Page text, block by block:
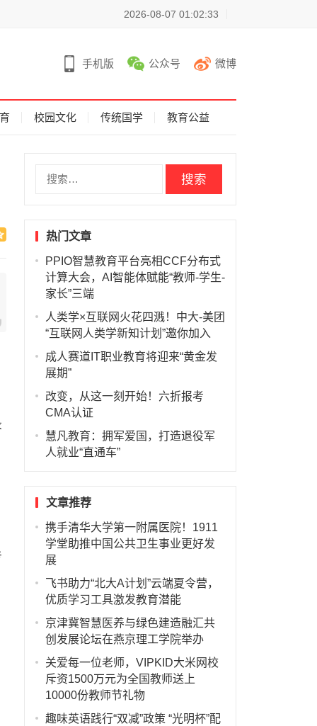
2026-08-07 01:02:33
手机版 公众号 微博
校园文化 传统国学 教育公益
热门文章
PPIO智慧教育平台亮相CCF分布式
计算大会，AI智能体赋能“教师-学生-
家长”三端
人类学×互联网火花四溅！中大-美团
“互联网人类学新知计划”邀你加入
成人赛道IT职业教育将迎来“黄金发
展期”
改变，从这一刻开始！六折报考
CMA认证
慧凡教育：拥军爱国，打造退役军
人就业“直通车”
文章推荐
携手清华大学第一附属医院！1911
学堂助推中国公共卫生事业更好发
展
飞书助力“北大A计划”云端夏令营，
优质学习工具激发教育潜能
京津冀智慧医养与绿色建造融汇共
创发展论坛在燕京理工学院举办
关爱每一位老师，VIPKID大米网校
斥资1500万元为全国教师送上
10000份教师节礼物
趣味英语践行“双减”政策 “光明杯”配